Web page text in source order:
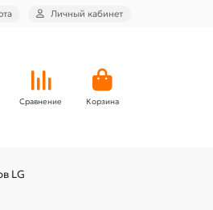
Личный кабинет
Сравнение Корзина
LG